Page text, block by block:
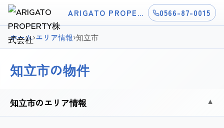
ARIGATO PROPERTY株式会社 0566-87-0015
ホーム›エリア情報›知立市
知立市の物件
知立市のエリア情報 ▼